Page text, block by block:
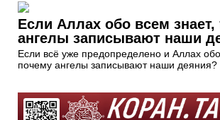
Если Аллах обо всем знает,
ангелы записывают наши
Если всё уже предопределено и Аллах
почему ангелы записывают наши деяния?